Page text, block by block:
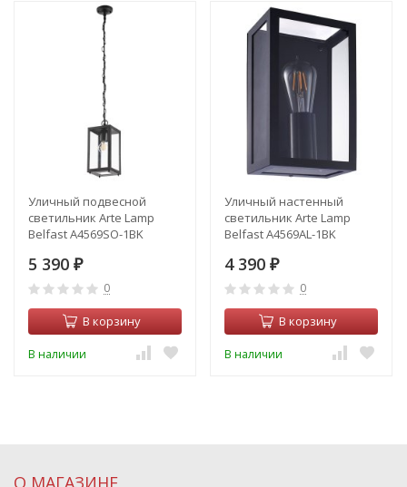
Уличный подвесной
светильник Arte Lamp
Belfast A4569SO-1BK
5 390 ₽
0
В корзину
В наличии
Уличный настенный
светильник Arte Lamp
Belfast A4569AL-1BK
4 390 ₽
0
В корзину
В наличии
О МАГАЗИНЕ